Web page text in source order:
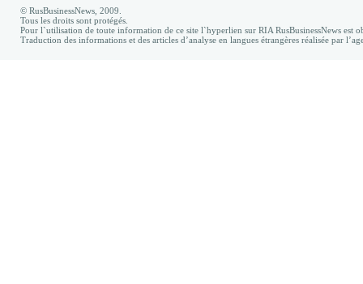
© RusBusinessNews, 2009.
Tous les droits sont protégés.
Pour l`utilisation de toute information de ce site l`hyperlien sur RIA RusBusinessNews est
Traduction des informations et des articles d’analyse en langues étrangères réalisée par